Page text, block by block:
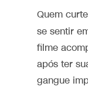
Quem
se sentir
filme
após ter
gangue